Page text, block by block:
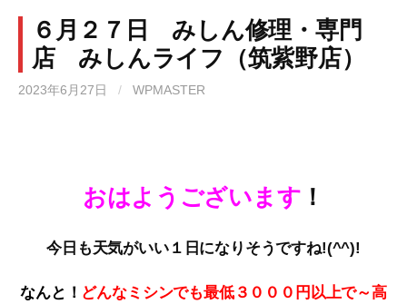
６月２７日 みしん修理・専門
店 みしんライフ（筑紫野店）
2023年6月27日 / WPMASTER
おはようございます ！
今日も天気がいい１日になりそうですね!(^^)!
なんと！ どんなミシンでも最低３０００円以上で～高